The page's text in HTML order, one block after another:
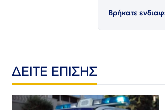
Βρήκατε
ΔΕΙΤΕ ΕΠΙΣΗΣ